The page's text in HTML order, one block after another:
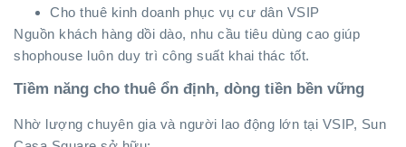
Cho thuê kinh doanh phục vụ cư dân VSIP
Nguồn khách hàng dồi dào, nhu cầu tiêu dùng cao giúp
shophouse luôn duy trì công suất khai thác tốt.
Tiềm năng cho thuê ổn định, dòng tiền bền vững
Nhờ lượng chuyên gia và người lao động lớn tại VSIP, Sun